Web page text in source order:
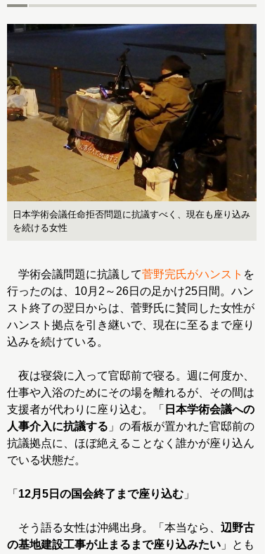
日本学術会議任命拒否問題に抗議すべく、現在も座り込み
を続ける女性
学術会議問題に抗議して菅野完氏がハンスト を
行ったのは、10月2～26日の足かけ25日間。ハン
スト終了の翌日からは、菅野氏に賛同した女性が
ハンスト拠点を引き継いで、現在に至るまで座り
込みを続けている。
夜は寝袋に入って官邸前で寝る。週に何度か、
仕事や入浴のためにその場を離れるが、その間は
支援者が代わりに座り込む。「 日本学術会議への
人事介入に抗議する 」の看板が置かれた官邸前の
抗議拠点に、ほぼ絶えることなく誰かが座り込ん
でいる状態だ。
「 12月5日の国会終了まで座り込む 」
そう語る女性は沖縄出身。「本当なら、 辺野古
の基地建設工事が止まるまで座り込みたい 」とも